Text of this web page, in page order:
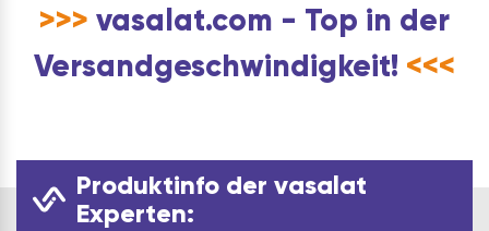
>>> vasalat.com - Top in der
Versandgeschwindigkeit! <<<
Produktinfo der vasalat
Experten: